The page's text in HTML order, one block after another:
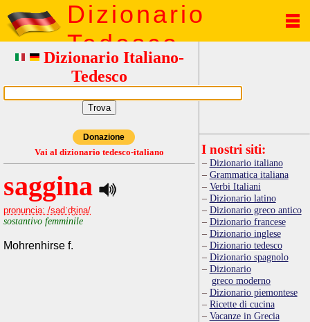
Dizionario
Tedesco
Dizionario Italiano-
Tedesco
Donazione
Vai al dizionario tedesco-italiano
saggina
pronuncia: /sadˈʤina/
sostantivo femminile
Mohrenhirse f.
I nostri siti:
Dizionario italiano
Grammatica italiana
Verbi Italiani
Dizionario latino
Dizionario greco antico
Dizionario francese
Dizionario inglese
Dizionario tedesco
Dizionario spagnolo
Dizionario
greco moderno
Dizionario piemontese
Ricette di cucina
Vacanze in Grecia